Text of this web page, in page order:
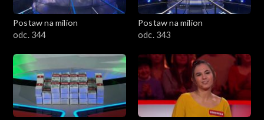
Postaw na milion
odc. 344
Postaw na milion
odc. 343